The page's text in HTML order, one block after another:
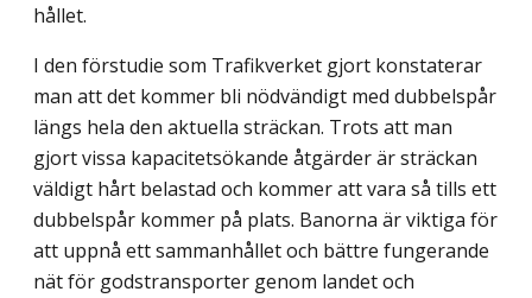
hållet.
I den förstudie som Trafikverket gjort konstaterar
man att det kommer bli nödvändigt med dubbelspår
längs hela den aktuella sträckan. Trots att man
gjort vissa kapacitetsökande åtgärder är sträckan
väldigt hårt belastad och kommer att vara så tills ett
dubbelspår kommer på plats. Banorna är viktiga för
att uppnå ett sammanhållet och bättre fungerande
nät för godstransporter genom landet och